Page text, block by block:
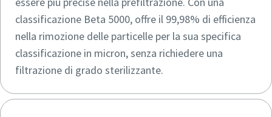
classificazione Beta 5000, offre il 99,98% di efficienza
nella rimozione delle particelle per la sua specifica
classificazione in micron, senza richiedere una
filtrazione di grado sterilizzante.